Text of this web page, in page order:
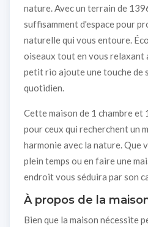
nature. Avec un terrain de
suffisamment d'espace pour
naturelle qui vous entoure.
oiseaux tout en vous relaxant
petit rio ajoute une touche de
quotidien.
Cette maison de 1 chambre et
pour ceux qui recherchent un
harmonie avec la nature. Que
plein temps ou en faire une
endroit vous séduira par son
À propos de la
Bien que la maison nécessite